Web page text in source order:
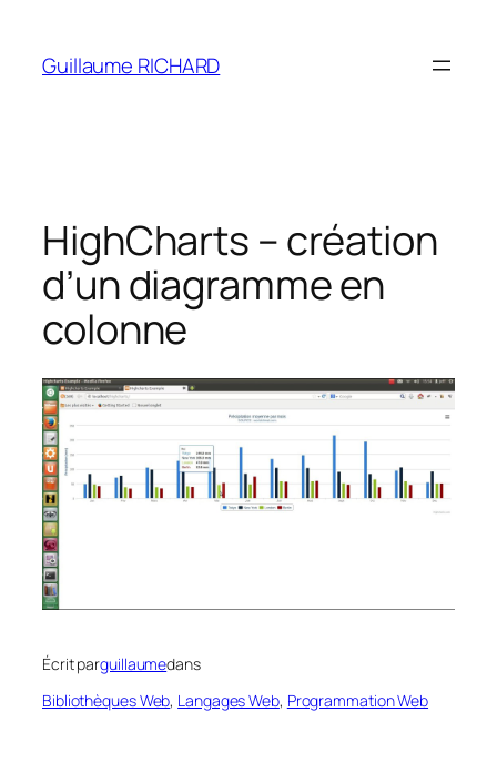
contenu
Guillaume RICHARD
HighCharts – création
d’un diagramme en
colonne
Écrit parguillaumedans
Bibliothèques Web, Langages Web, Programmation Web